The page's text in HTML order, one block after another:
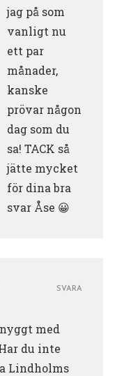
jag på som
vanligt nu
ett par
månader,
kanske
prövar någon
dag som du
sa! TACK så
jätte mycket
för dina bra
svar Åse 😀
med
du inte
Lindholms
SVARA